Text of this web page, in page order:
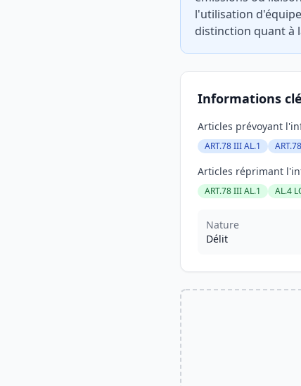
l'utilisation
distinction quant à
Informations
Articles prévoyant
ART.78 III AL.1
Articles réprimant
ART.78 III AL.1 AL.4
Nature
Délit